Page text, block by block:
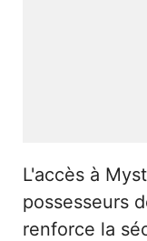
L'accès à
possesseurs
renforce la